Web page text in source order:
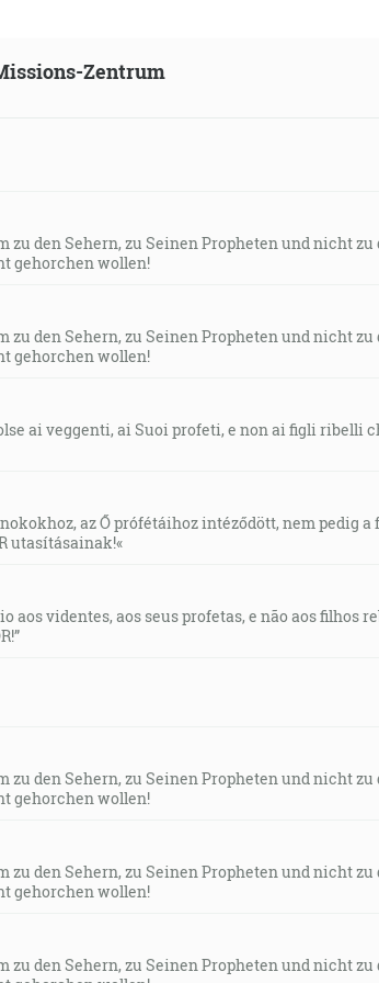
sa od každého poškvrnenia tela i
29:10]
pažravá chrobač, chrúst a húsenica, moje
vaše hriechy, aby prišly časy
musí prijať nebo až do časov napravenia
[Sk 3:19-21]
v neho v každej veci, v neho, ktorý je
v láske. [Ef 4:15-16]
a budem bývať v tvojom strede,
a budem bývať v tvojom strede, a
na svätej zemi a zase si vyvolí
moje prikázania a budete ich činiť, keby
ich na miesto, ktoré som si vyvolil na
Zentrum
zu den Sehern, zu Seinen Propheten und nicht
gehorchen wollen!
zu den Sehern, zu Seinen Propheten und nicht
gehorchen wollen!
ai veggenti, ai Suoi profeti, e non ai figli ribelli
az Ő prófétáihoz intéződött, nem pedig
utasításainak!«
aos videntes, aos seus profetas, e não aos filhos
zu den Sehern, zu Seinen Propheten und nicht
gehorchen wollen!
zu den Sehern, zu Seinen Propheten und nicht
gehorchen wollen!
zu den Sehern, zu Seinen Propheten und nicht